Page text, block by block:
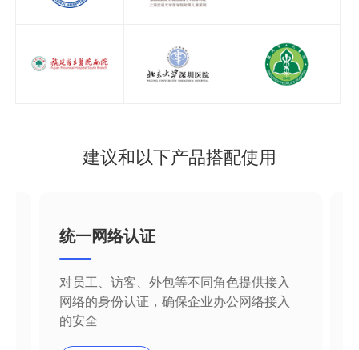
建议和以下产品搭配使用
统一网络认证
对员工、访客、外包等不同角色提供接入
网络的身份认证，确保企业办公网络接入
的安全